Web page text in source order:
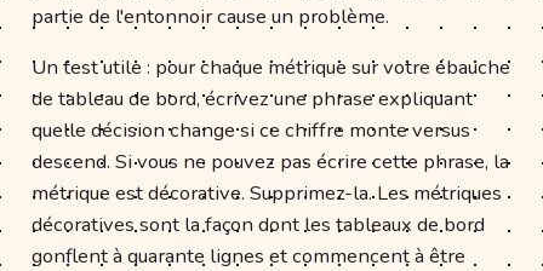
partie de l'entonnoir cause un problème.
Un test utile : pour chaque métrique sur votre ébauche
de tableau de bord, écrivez une phrase expliquant
quelle décision change si ce chiffre monte versus
descend. Si vous ne pouvez pas écrire cette phrase, la
métrique est décorative. Supprimez-la. Les métriques
décoratives sont la façon dont les tableaux de bord
gonflent à quarante lignes et commencent à être